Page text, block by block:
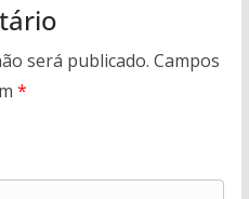
será publicado. Campos
*